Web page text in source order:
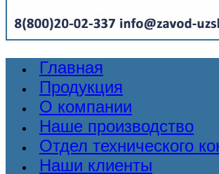
Главная
Продукция
О компании
Наше производство
Отдел технического
Наши клиенты